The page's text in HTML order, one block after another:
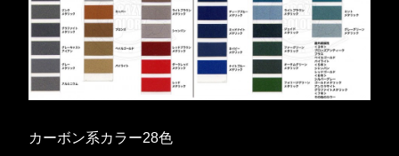
カーボン系カラー28色